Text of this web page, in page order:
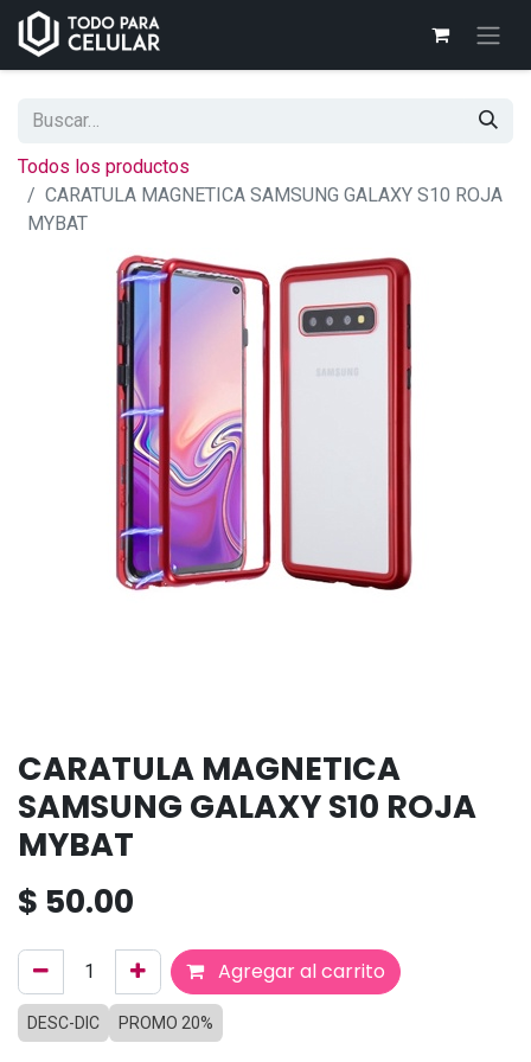
Todos los productos
CARATULA MAGNETICA SAMSUNG GALAXY S10 ROJA
MYBAT
CARATULA MAGNETICA
SAMSUNG GALAXY S10 ROJA
MYBAT
$ 50.00
Agregar al carrito
DESC-DIC PROMO 20%